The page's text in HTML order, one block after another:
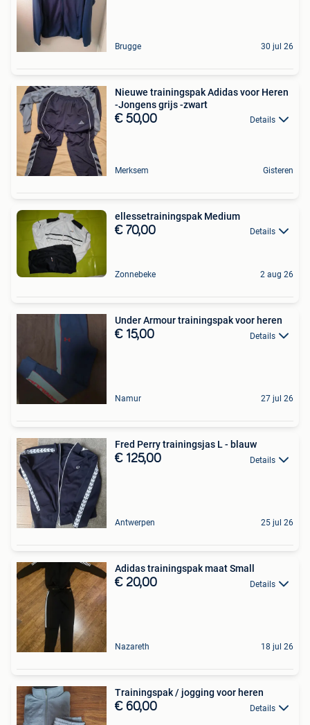
Brugge 30 jul 26
Nieuwe trainingspak Adidas voor Heren
-Jongens grijs -zwart
€ 50,00 Details
Merksem Gisteren
ellessetrainingspak Medium
€ 70,00 Details
Zonnebeke 2 aug 26
Under Armour trainingspak voor heren
€ 15,00 Details
Namur 27 jul 26
Fred Perry trainingsjas L - blauw
€ 125,00 Details
Antwerpen 25 jul 26
Adidas trainingspak maat Small
€ 20,00 Details
Nazareth 18 jul 26
Trainingspak / jogging voor heren
€ 60,00 Details